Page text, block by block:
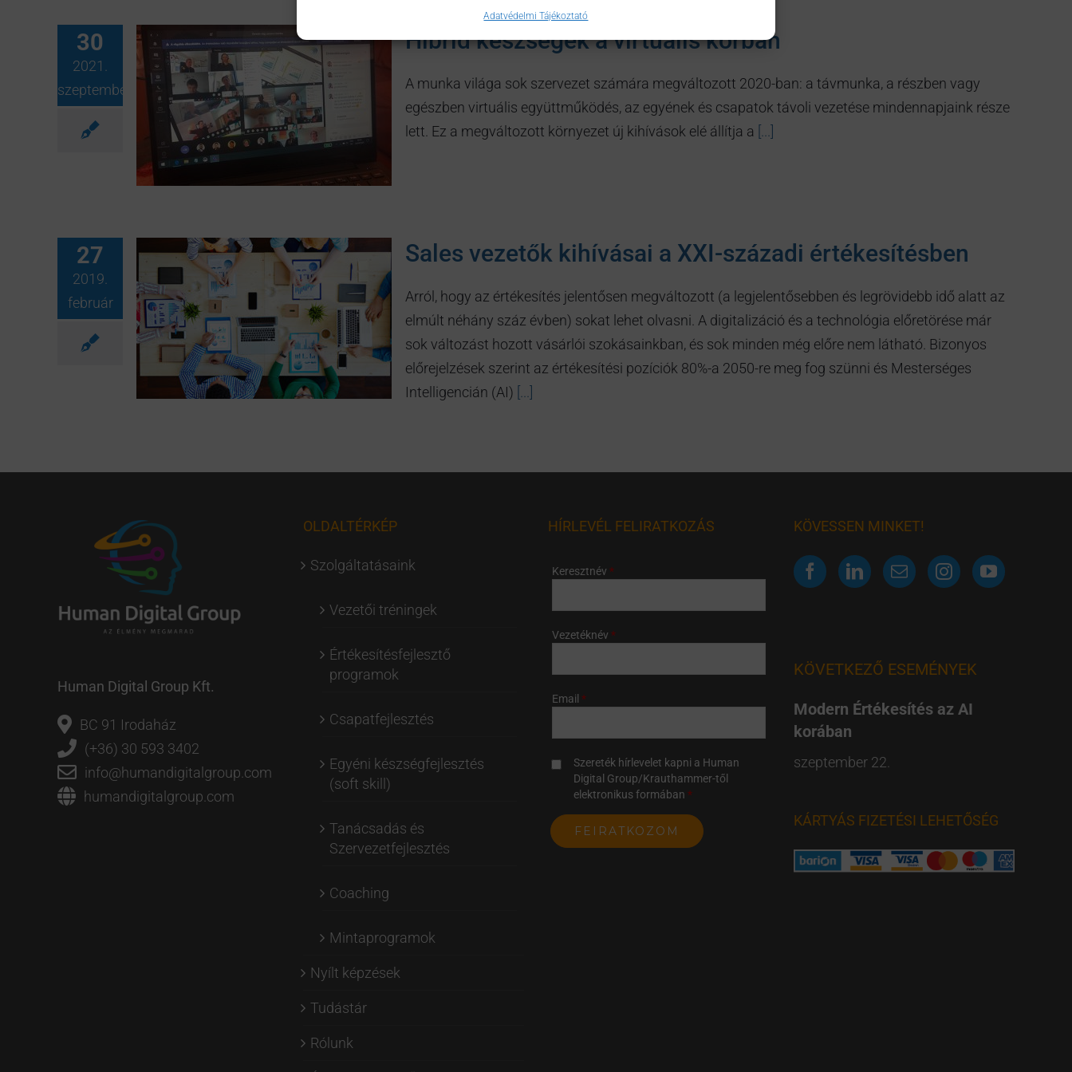
Adatvédelmi Tájékoztató
30
2021.
szeptember
Hibrid készségek a virtuális korban
A munka világa sok szervezet számára megváltozott 2020-ban: a távmunka, a részben vagy
egészben virtuális együttműködés, az egyének és csapatok távoli vezetése mindennapjaink része
lett. Ez a megváltozott környezet új kihívások elé állítja a
27
2019.
február
Sales vezetők kihívásai a XXI-századi értékesítésben
Arról, hogy az értékesítés jelentősen megváltozott (a legjelentősebben és legrövidebb idő alatt az
elmúlt néhány száz évben) sokat lehet olvasni. A digitalizáció és a technológia előretörése már
sok változást hozott vásárlói szokásainkban, és sok minden még előre nem látható. Bizonyos
előrejelzések szerint az értékesítési pozíciók 80%-a 2050-re meg fog szünni és Mesterséges
Intelligencián (AI)
Human Digital Group Kft.
BC 91 Irodaház
(+36) 30 593 3402
info@humandigitalgroup.com
humandigitalgroup.com
OLDALTÉRKÉP
Szolgáltatásaink
Vezetői tréningek
Értékesítésfejlesztő
programok
Csapatfejlesztés
Egyéni készségfejlesztés
(soft skill)
Tanácsadás és
Szervezetfejlesztés
Coaching
Mintaprogramok
Nyílt képzések
Tudástár
Rólunk
HÍRLEVÉL FELIRATKOZÁS
Keresztnév
Vezetéknév
Email
Szereték hírlevelet kapni a Human
Digital Group/Krauthammer-től
elektronikus formában
KÖVESSEN MINKET!
KÖVETKEZŐ ESEMÉNYEK
Modern Értékesítés az AI
korában
szeptember 22.
KÁRTYÁS FIZETÉSI LEHETŐSÉG